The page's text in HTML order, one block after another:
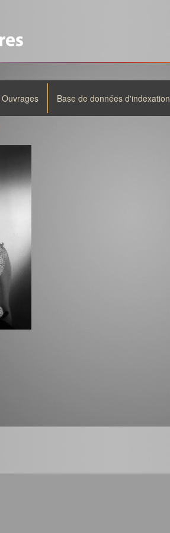
Ouvrages Base de données d'indexation